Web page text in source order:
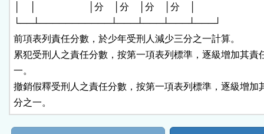
│    │                      │分    │分    │分    │分    │
└──┴───────────┴───┴───┴───┴───┘
前項表列責任分數，於少年受刑人減少三分之一計算。
累犯受刑人之責任分數，按第一項表列標準，逐級增加其責
一。
撤銷假釋受刑人之責任分數，按第一項表列標準，逐級增加
分之一。